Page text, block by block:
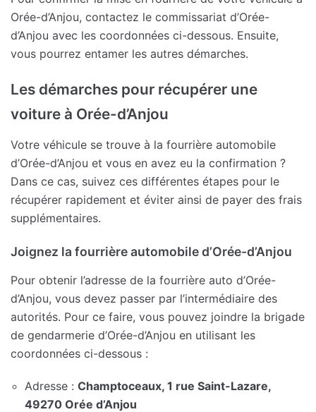
Orée-d’Anjou, contactez le commissariat d’Orée-
d’Anjou avec les coordonnées ci-dessous. Ensuite,
vous pourrez entamer les autres démarches.
Les démarches pour récupérer une
voiture à Orée-d’Anjou
Votre véhicule se trouve à la fourrière automobile
d’Orée-d’Anjou et vous en avez eu la confirmation ?
Dans ce cas, suivez ces différentes étapes pour le
récupérer rapidement et éviter ainsi de payer des frais
supplémentaires.
Joignez la fourrière automobile d’Orée-d’Anjou
Pour obtenir l’adresse de la fourrière auto d’Orée-
d’Anjou, vous devez passer par l’intermédiaire des
autorités. Pour ce faire, vous pouvez joindre la brigade
de gendarmerie d’Orée-d’Anjou en utilisant les
coordonnées ci-dessous :
Adresse : Champtoceaux, 1 rue Saint-Lazare,
49270 Orée d’Anjou